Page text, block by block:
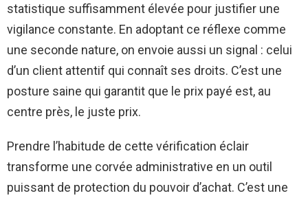
statistique suffisamment élevée pour justifier une
vigilance constante. En adoptant ce réflexe comme
une seconde nature, on envoie aussi un signal : celui
d’un client attentif qui connaît ses droits. C’est une
posture saine qui garantit que le prix payé est, au
centre près, le juste prix.
Prendre l’habitude de cette vérification éclair
transforme une corvée administrative en un outil
puissant de protection du pouvoir d’achat. C’est une